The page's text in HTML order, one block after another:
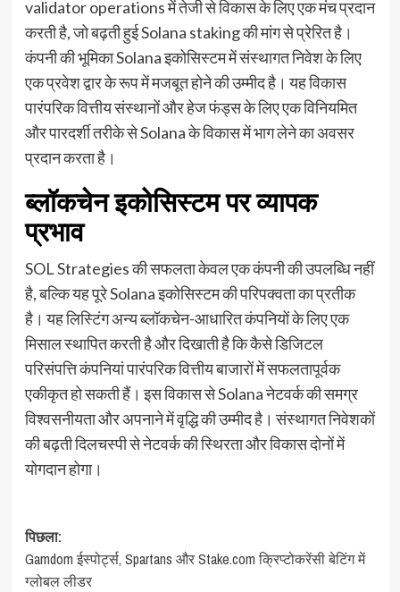
validator operations में तेजी से विकास के लिए एक मंच प्रदान
करती है, जो बढ़ती हुई Solana staking की मांग से प्रेरित है।
कंपनी की भूमिका Solana इकोसिस्टम में संस्थागत निवेश के लिए
एक प्रवेश द्वार के रूप में मजबूत होने की उम्मीद है। यह विकास
पारंपरिक वित्तीय संस्थानों और हेज फंड्स के लिए एक विनियमित
और पारदर्शी तरीके से Solana के विकास में भाग लेने का अवसर
प्रदान करता है।
ब्लॉकचेन इकोसिस्टम पर व्यापक
प्रभाव
SOL Strategies की सफलता केवल एक कंपनी की उपलब्धि नहीं
है, बल्कि यह पूरे Solana इकोसिस्टम की परिपक्वता का प्रतीक
है। यह लिस्टिंग अन्य ब्लॉकचेन-आधारित कंपनियों के लिए एक
मिसाल स्थापित करती है और दिखाती है कि कैसे डिजिटल
परिसंपत्ति कंपनियां पारंपरिक वित्तीय बाजारों में सफलतापूर्वक
एकीकृत हो सकती हैं। इस विकास से Solana नेटवर्क की समग्र
विश्वसनीयता और अपनाने में वृद्धि की उम्मीद है। संस्थागत निवेशकों
की बढ़ती दिलचस्पी से नेटवर्क की स्थिरता और विकास दोनों में
योगदान होगा।
पोस्ट
नेविगेशन
पिछला:
Gamdom ईस्पोर्ट्स, Spartans और Stake.com क्रिप्टोकरेंसी बेटिंग में
ग्लोबल लीडर